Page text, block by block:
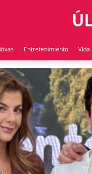
Entretenimiento Vida